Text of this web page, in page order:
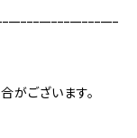
がございます。